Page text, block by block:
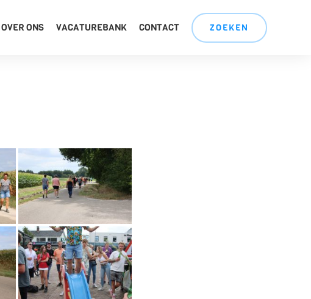
OVER ONS VACATUREBANK CONTACT ZOEKEN